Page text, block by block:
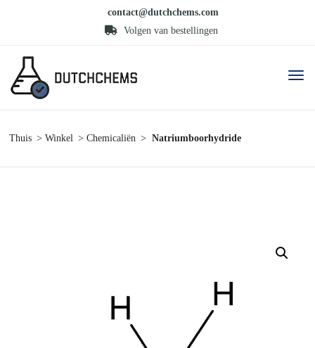
contact@dutchchems.com
Volgen van bestellingen
Thuis Winkel Chemicaliën Natriumboorhydride